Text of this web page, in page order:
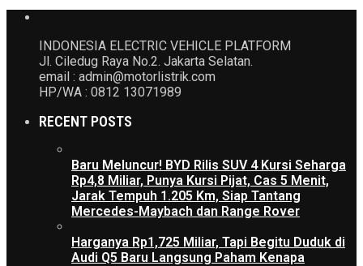
INDONESIA ELECTRIC VEHICLE PLATFORM
Jl. Ciledug Raya No.2. Jakarta Selatan.
email : admin@motorlistrik.com
HP/WA : 0812 13071989
RECENT POSTS
Baru Meluncur! BYD Rilis SUV 4 Kursi Seharga
Rp4,8 Miliar, Punya Kursi Pijat, Cas 5 Menit,
Jarak Tempuh 1.205 Km, Siap Tantang
Mercedes-Maybach dan Range Rover
Harganya Rp1,725 Miliar, Tapi Begitu Duduk di
Audi Q5 Baru Langsung Paham Kenapa